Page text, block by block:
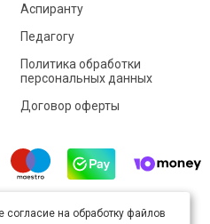
Аспиранту
Педагогу
Политика обработки
персональных данных
Договор оферты
доступно полицензии Creative
согласие на обработку файлов